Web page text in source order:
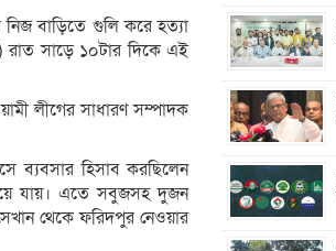
বাড়ি‌তে গুলি করে হত্যা
সা‌ড়ে ১০টার দি‌কে এই
লী‌গের সাধারণ সম্পাদক
ব্যবসার হিসাব কর‌ছি‌লেন
যায়। এতে সবুজসহ দুজন
থে‌কে ফ‌রিদপুর নেওয়ার